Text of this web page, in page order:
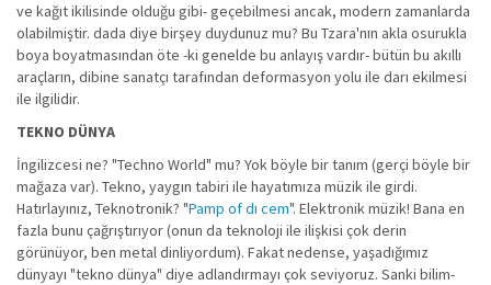
ve kağıt ikilisinde olduğu gibi- geçebilmesi ancak, modern zamanlarda
olabilmiştir. dada diye birşey duydunuz mu? Bu Tzara'nın akla osurukla
boya boyatmasından öte -ki genelde bu anlayış vardır- bütün bu akıllı
araçların, dibine sanatçı tarafından deformasyon yolu ile darı ekilmesi
ile ilgilidir.
TEKNO DÜNYA
İngilizcesi ne? "Techno World" mu? Yok böyle bir tanım (gerçi böyle bir
mağaza var). Tekno, yaygın tabiri ile hayatımıza müzik ile girdi.
Hatırlayınız, Teknotronik? "Pamp of dı cem". Elektronik müzik! Bana en
fazla bunu çağrıştırıyor (onun da teknoloji ile ilişkisi çok derin
görünüyor, ben metal dinliyordum). Fakat nedense, yaşadığımız
dünyayı "tekno dünya" diye adlandırmayı çok seviyoruz. Sanki bilim-